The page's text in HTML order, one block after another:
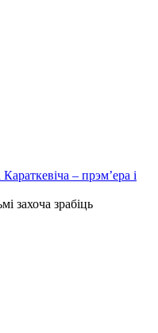
– прэм’ера і
захоча зрабіць